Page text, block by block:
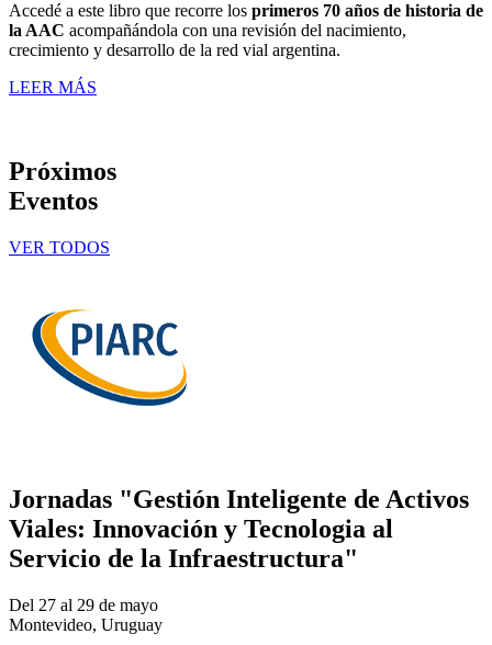
Accedé a este libro que recorre los primeros 70 años de historia de
la AAC acompañándola con una revisión del nacimiento,
crecimiento y desarrollo de la red vial argentina.
LEER MÁS
Próximos
Eventos
VER TODOS
Jornadas "Gestión Inteligente de Activos
Viales: Innovación y Tecnologia al
Servicio de la Infraestructura"
Del 27 al 29 de mayo
Montevideo, Uruguay